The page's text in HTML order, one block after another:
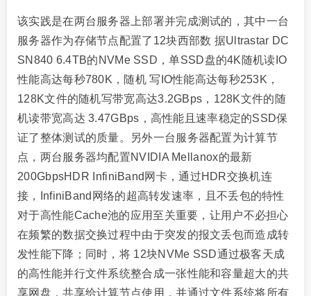
该实践是在两台服务器上部署并完成测试的，其中一台
服务器作为存储节点配置了12块西部数 据Ultrastar DC
SN840 6.4TB的NVMe SSD，单SSD盘的4K随机读IO
性能高达每秒780K，随机 写IO性能高达每秒253K，
128K文件的随机写带宽高达3.2GBps，128K文件的随
机读带宽高达 3.47GBps，高性能且速率稳定的SSD保
证了整体测试的质量。另外一台服务器配置为计算节
点，两台服务器均配置NVIDIA Mellanox的最新
200GbpsHDR InfiniBand网卡，通过HDR交换机连
接，InfiniBand网络的超高转发速率，且不丢包的特性
对于高性能Cache池的应用至关重要，让用户不必担心
在频繁的数据交换过程中由于突发的报文丢包而造成转
发性能下降；同时，将 12块NVMe SSD通过极客天成
的高性能并行文件系统整合成一张性能和容量超大的共
享网盘，共享给计算节点使用，并通过文件系统将所有